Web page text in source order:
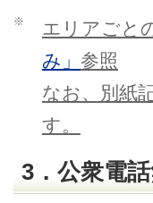
※ エリアごと
み」 参照
なお、別紙
す。
3．公衆電